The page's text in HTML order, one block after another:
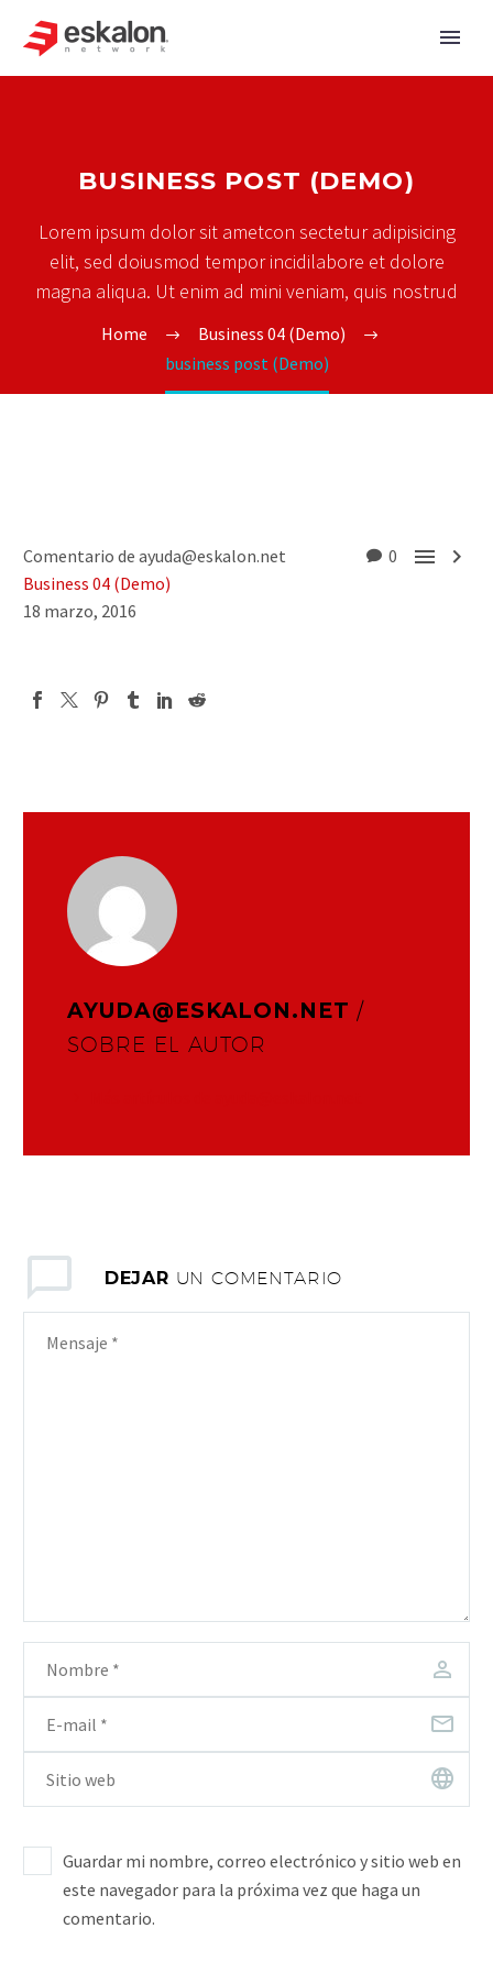
BUSINESS POST (DEMO)
Lorem ipsum dolor sit ametcon sectetur adipisicing
elit, sed doiusmod tempor incidilabore et dolore
magna aliqua. Ut enim ad mini veniam, quis nostrud
Home
Business 04 (Demo)
business post (Demo)
0  
Comentario de ayuda@eskalon.net
Business 04 (Demo)
18 marzo, 2016
AYUDA@ESKALON.NET/
SOBRE EL AUTOR
DEJAR UN COMENTARIO
Guardar mi nombre, correo electrónico y sitio web en
este navegador para la próxima vez que haga un
comentario.